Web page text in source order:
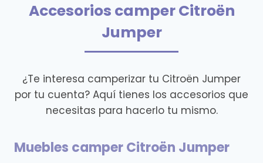
Accesorios camper Citroën
Jumper
¿Te interesa camperizar tu Citroën Jumper
por tu cuenta? Aquí tienes los accesorios que
necesitas para hacerlo tu mismo.
Muebles camper Citroën Jumper